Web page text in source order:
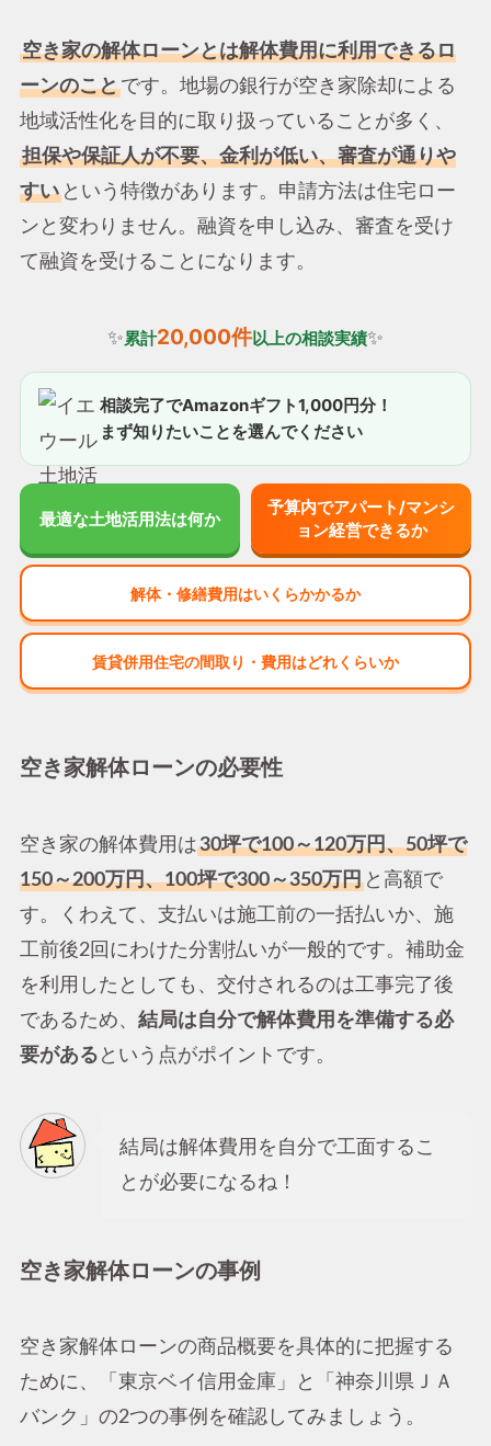
空き家の解体ローンとは解体費用に利用できるロ
ーンのことです。地場の銀行が空き家除却による
地域活性化を目的に取り扱っていることが多く、
担保や保証人が不要、金利が低い、審査が通りや
すいという特徴があります。申請方法は住宅ロー
ンと変わりません。融資を申し込み、審査を受け
て融資を受けることになります。
✨累計20,000件以上の相談実績✨
相談完了でAmazonギフト1,000円分！
まず知りたいことを選んでください
最適な土地活用法は何か
予算内でアパート/マンシ
ョン経営できるか
解体・修繕費用はいくらかかるか
賃貸併用住宅の間取り・費用はどれくらいか
空き家解体ローンの必要性
空き家の解体費用は30坪で100～120万円、50坪で
150～200万円、100坪で300～350万円と高額で
す。くわえて、支払いは施工前の一括払いか、施
工前後2回にわけた分割払いが一般的です。補助金
を利用したとしても、交付されるのは工事完了後
であるため、 結局は自分で解体費用を準備する必
要がある という点がポイントです。
結局は解体費用を自分で工面するこ
とが必要になるね！
空き家解体ローンの事例
空き家解体ローンの商品概要を具体的に把握する
ために、「東京ベイ信用金庫」と「神奈川県ＪＡ
バンク」の2つの事例を確認してみましょう。